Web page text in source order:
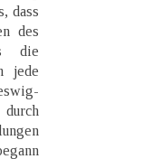
dass
des
die
jede